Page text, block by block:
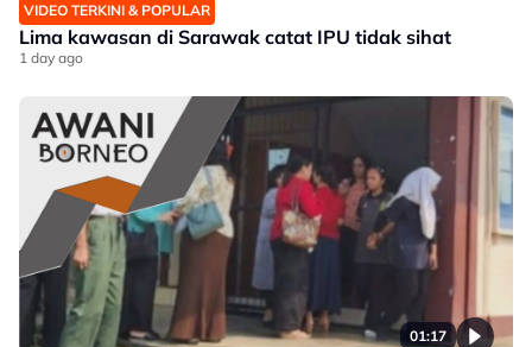
VIDEO TERKINI & POPULAR
Lima kawasan di Sarawak catat IPU tidak sihat
1 day ago
01:17